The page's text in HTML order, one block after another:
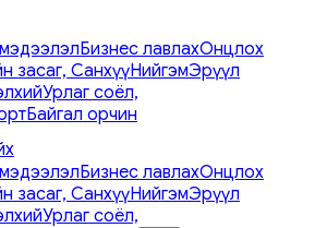
Бизнес лавлахОнцлох
засаг, СанхүүНийгэмЭрүүл
Урлаг соёл,
Байгал орчин
Бизнес лавлахОнцлох
засаг, СанхүүНийгэмЭрүүл
Урлаг соёл,